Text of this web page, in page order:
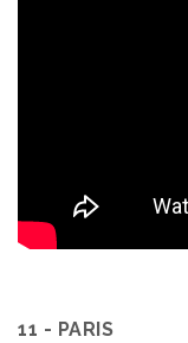
11 - PARIS